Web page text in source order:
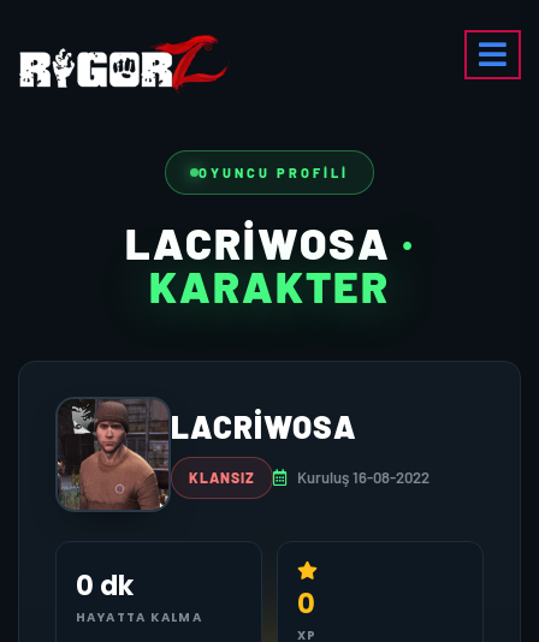
OYUNCU PROFILI
LACRIWOSA ·
KARAKTER
LACRIWOSA
KLANSIZ Kuruluş 16-08-2022
0 dk
HAYATTA KALMA 0
XP